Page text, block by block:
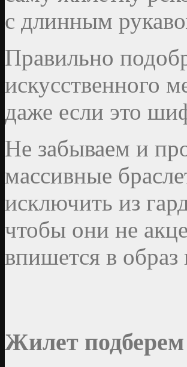
с длинным
Правильно
искусственного
даже если это
Не забываем и
массивные
исключить из
чтобы они не
впишется в
Жилет